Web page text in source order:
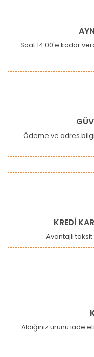
Ürün
Ürün bilgilerinde
Bu ürüne benzer
Saat 14:00'e kadar
Ödeme ve adres
KREDİ
Avantajlı taksit
Aldığınız ürünü iade